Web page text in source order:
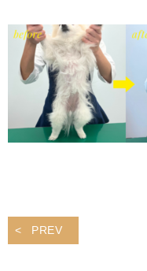
PREV